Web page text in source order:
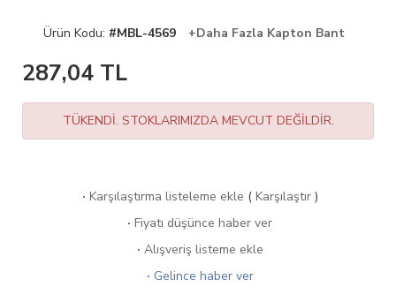
Ürün Kodu: #MBL-4569 +Daha Fazla Kapton Bant
287,04 TL
TÜKENDİ. STOKLARIMIZDA MEVCUT DEĞİLDİR.
· Karşılaştırma listeleme ekle ( Karşılaştır)
· Fiyatı düşünce haber ver
· Alışveriş listeme ekle
· Gelince haber ver